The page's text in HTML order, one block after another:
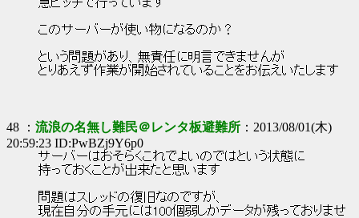
急ピッチで行っています
このサーバーが使い物になるのか？
という問題があり、無責任に明言できませんが
とりあえず作業が開始されていることをお伝えいたします
48 ： 流浪の名無し難民＠レンタ板避難所 ：2013/08/01(木)
20:59:23 ID:PwBZj9Y6p0
サーバーはおそらくこれでよいのではという状態に
持っておくことが出来たと思います
問題はスレッドの復旧なのですが、
現在自分の手元には100個弱しかデータが残っておりませ